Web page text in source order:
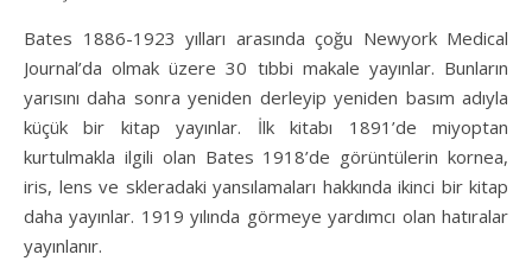
Bates 1886-1923 yılları arasında çoğu Newyork Medical
Journal’da olmak üzere 30 tıbbi makale yayınlar. Bunların
yarısını daha sonra yeniden derleyip yeniden basım adıyla
küçük bir kitap yayınlar. İlk kitabı 1891’de miyoptan
kurtulmakla ilgili olan Bates 1918’de görüntülerin kornea,
iris, lens ve skleradaki yansılamaları hakkında ikinci bir kitap
daha yayınlar. 1919 yılında görmeye yardımcı olan hatıralar
yayınlanır.